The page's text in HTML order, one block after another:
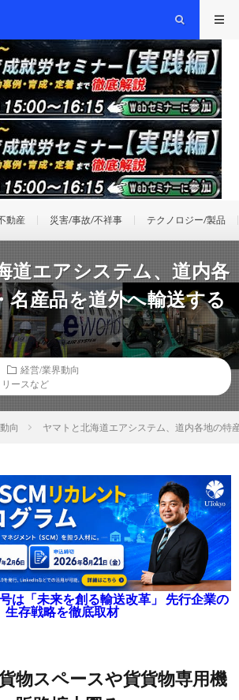
動産 災害/事故/不祥事 テクノロジー/製品
道エアシステム、道内各
名産品を道外へ輸送する
経営/業界動向
ースなど
向 ヤマトと北海道エアシステム、道内各地の特
は「未来を創る輸送改革」 先行企業の
生存戦略を徹底取材